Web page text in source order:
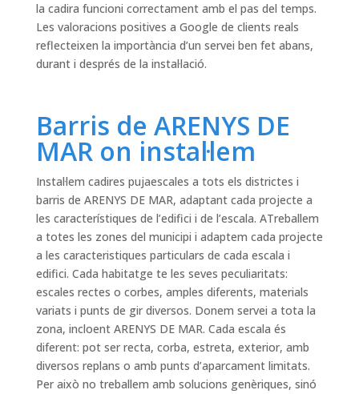
la cadira funcioni correctament amb el pas del temps.
Les valoracions positives a Google de clients reals
reflecteixen la importància d’un servei ben fet abans,
durant i després de la instal·lació.
Barris de ARENYS DE
MAR on instal·lem
Instal·lem cadires pujaescales a tots els districtes i
barris de ARENYS DE MAR, adaptant cada projecte a
les característiques de l’edifici i de l’escala. ATreballem
a totes les zones del municipi i adaptem cada projecte
a les caracteristiques particulars de cada escala i
edifici. Cada habitatge te les seves peculiaritats:
escales rectes o corbes, amples diferents, materials
variats i punts de gir diversos. Donem servei a tota la
zona, incloent ARENYS DE MAR. Cada escala és
diferent: pot ser recta, corba, estreta, exterior, amb
diversos replans o amb punts d’aparcament limitats.
Per això no treballem amb solucions genèriques, sinó